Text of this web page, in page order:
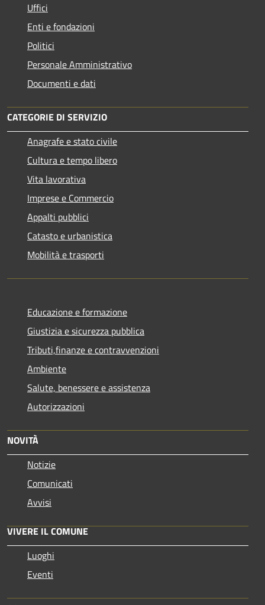
Uffici
Enti e fondazioni
Politici
Personale Amministrativo
Documenti e dati
CATEGORIE DI SERVIZIO
Anagrafe e stato civile
Cultura e tempo libero
Vita lavorativa
Imprese e Commercio
Appalti pubblici
Catasto e urbanistica
Mobilità e trasporti
Educazione e formazione
Giustizia e sicurezza pubblica
Tributi,finanze e contravvenzioni
Ambiente
Salute, benessere e assistenza
Autorizzazioni
NOVITÀ
Notizie
Comunicati
Avvisi
VIVERE IL COMUNE
Luoghi
Eventi